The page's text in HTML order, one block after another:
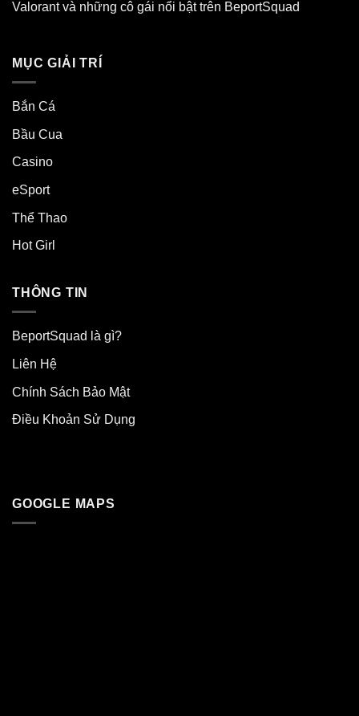
Valorant và những cô gái nổi bật trên BeportSquad
MỤC GIẢI TRÍ
Bắn Cá
Bầu Cua
Casino
eSport
Thể Thao
Hot Girl
THÔNG TIN
BeportSquad là gì?
Liên Hệ
Chính Sách Bảo Mật
Điều Khoản Sử Dụng
GOOGLE MAPS